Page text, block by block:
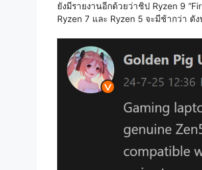
ยังมีรายงานอีกด้วยว่าชิป Ryzen 9
Ryzen 7 และ Ryzen 5 จะมีช้ากว่า ดั